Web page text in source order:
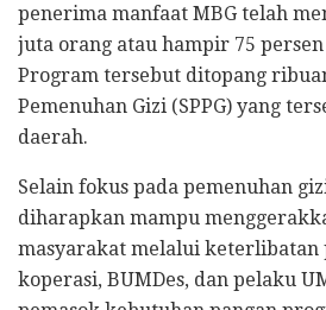
penerima manfaat MBG telah
juta orang atau hampir 75
Program tersebut ditopang
Pemenuhan Gizi (SPPG) yang
daerah.
Selain fokus pada pemenuhan
diharapkan mampu
masyarakat melalui keterlibatan
koperasi, BUMDes, dan pelaku